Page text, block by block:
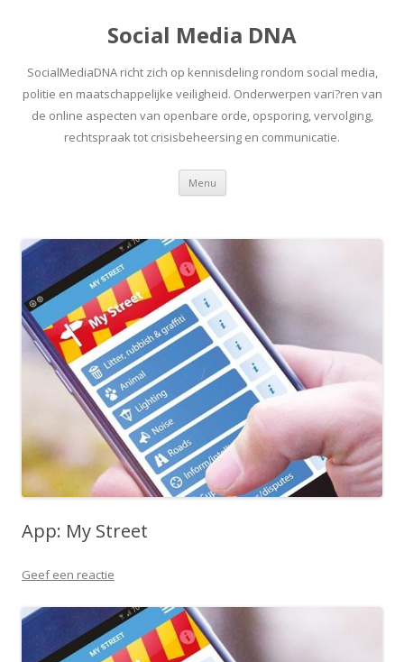
Social Media DNA
SocialMediaDNA richt zich op kennisdeling rondom social media,
politie en maatschappelijke veiligheid. Onderwerpen vari?ren van
de online aspecten van openbare orde, opsporing, vervolging,
rechtspraak tot crisisbeheersing en communicatie.
Menu Spring
inhoud
App: My Street
Geef een reactie